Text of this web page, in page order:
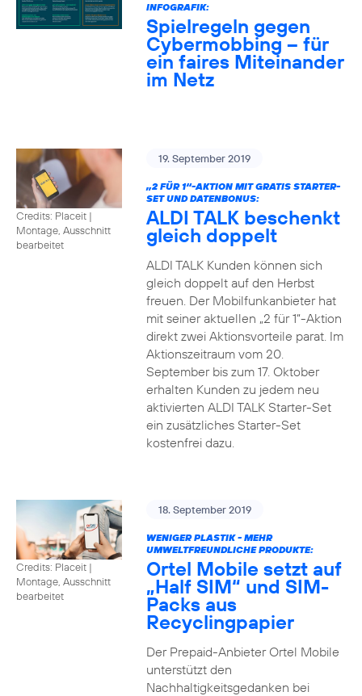
INFOGRAFIK:
Spielregeln gegen
Cybermobbing – für
ein faires Miteinander
im Netz
Credits: Placeit |
Montage, Ausschnitt
bearbeitet
19. September 2019
„2 FÜR 1“-AKTION MIT GRATIS STARTER-
SET UND DATENBONUS:
ALDI TALK beschenkt
gleich doppelt
ALDI TALK Kunden können sich
gleich doppelt auf den Herbst
freuen. Der Mobilfunkanbieter hat
mit seiner aktuellen „2 für 1“-Aktion
direkt zwei Aktionsvorteile parat. Im
Aktionszeitraum vom 20.
September bis zum 17. Oktober
erhalten Kunden zu jedem neu
aktivierten ALDI TALK Starter-Set
ein zusätzliches Starter-Set
kostenfrei dazu.
Credits: Placeit |
Montage, Ausschnitt
bearbeitet
18. September 2019
WENIGER PLASTIK - MEHR
UMWELTFREUNDLICHE PRODUKTE:
Ortel Mobile setzt auf
„Half SIM“ und SIM-
Packs aus
Recyclingpapier
Der Prepaid-Anbieter Ortel Mobile
unterstützt den
Nachhaltigkeitsgedanken bei